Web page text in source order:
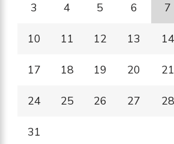
3 4 5 6 7
10 11 12 13 14
17 18 19 20 21
24 25 26 27 28
31